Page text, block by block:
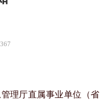
理厅直属事业单位（省